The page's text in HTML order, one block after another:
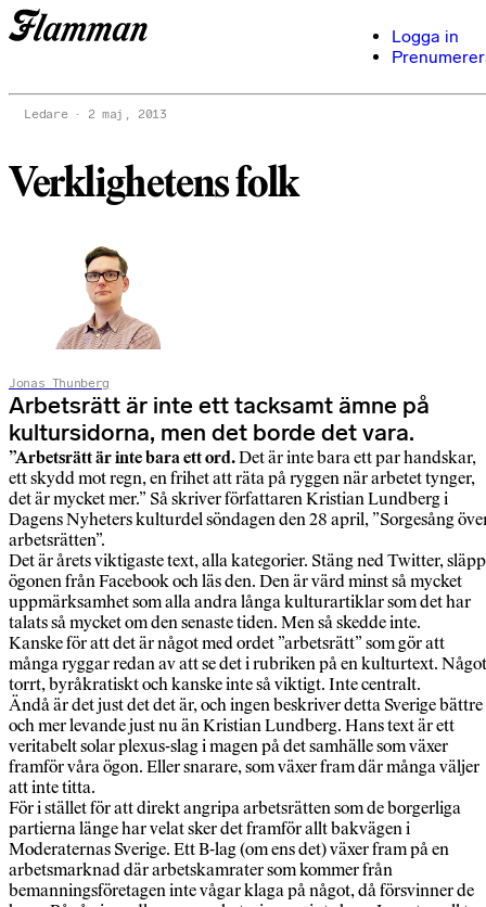
Logga in
Ledare 2 maj, 2013
Verklighetens folk
Jonas Thunberg
Arbetsrätt är inte ett tacksamt ämne på
kultursidorna, men det borde det vara.
”Arbetsrätt är inte bara ett ord.Det är inte bara ett par handskar,
ett skydd mot regn, en frihet att räta på ryggen när arbetet tynger,
det är mycket mer.” Så skriver författaren Kristian Lundberg i
Dagens Nyheters kulturdel söndagen den 28 april, ”Sorgesång
arbetsrätten”.
Det är årets viktigaste text, alla kategorier. Stäng ned Twitter, släpp
ögonen från Facebook och läs den. Den är värd minst så mycket
uppmärksamhet som alla andra långa kulturartiklar som det har
talats så mycket om den senaste tiden. Men så skedde inte.
Kanske för att det är något med ordet ”arbetsrätt” som gör att
många ryggar redan av att se det i rubriken på en kulturtext. Något
torrt, byråkratiskt och kanske inte så viktigt. Inte centralt.
Ändå är det just det det är, och ingen beskriver detta Sverige bättre
och mer levande just nu än Kristian Lundberg. Hans text är ett
veritabelt solar plexus-slag i magen på det samhälle som växer
framför våra ögon. Eller snarare, som växer fram där många väljer
att inte titta.
För i stället för att direkt angripa arbetsrätten som de borgerliga
partierna länge har velat sker det framför allt bakvägen i
Moderaternas Sverige. Ett B-lag (om ens det) växer fram på en
arbetsmarknad där arbetskamrater som kommer från
bemanningsföretagen inte vågar klaga på något, då försvinner de